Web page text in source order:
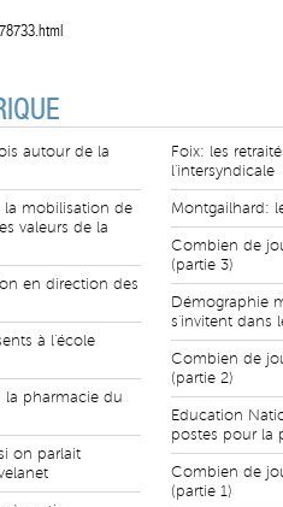
autour de la
la mobilisation de
valeurs de la
en direction des
à l'école
la pharmacie du
on parlait
Foix: les
l'intersyndicale
Montgailhard:
Combien de
(partie 3)
Démographie
s'invitent dans
Combien de
(partie 2)
Education
postes pour la
Combien de
(partie 1)